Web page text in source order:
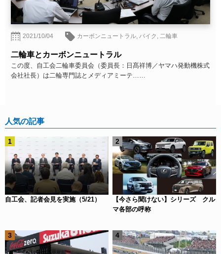
2021/10/04 カーボンニュートラル,バイク ,二輪車
二輪車とカーボンニュートラル
この度、自工会二輪車委員会（委員長：日髙祥博／ヤマハ発動機株式
会社社長）は二輪専門誌とメディアミーテ……
人気の記事
自工会、記者会見を実施（5/21）
【今さら聞けない】シリーズ クル
マ各部の呼称